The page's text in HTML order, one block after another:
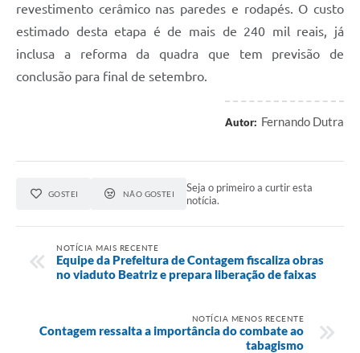
revestimento cerâmico nas paredes e rodapés. O custo
estimado desta etapa é de mais de 240 mil reais, já
inclusa a reforma da quadra que tem previsão de
conclusão para final de setembro.
Autor: Fernando Dutra
GOSTEI NÃO GOSTEI
Seja o primeiro a curtir esta
notícia.
NOTÍCIA MAIS RECENTE
Equipe da Prefeitura de Contagem fiscaliza obras
no viaduto Beatriz e prepara liberação de faixas
NOTÍCIA MENOS RECENTE
Contagem ressalta a importância do combate ao
tabagismo